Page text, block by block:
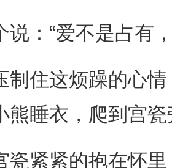
：“爱不是占有，
这烦躁的心情
熊睡衣，爬到宫
紧的抱在怀里